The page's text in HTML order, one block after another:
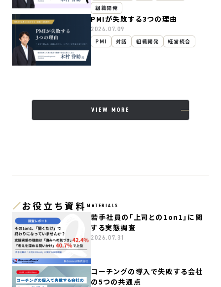
組織開発
PMIが失敗する3つの理由
2026.07.09
PMI
対話 組織開発 経営統合
VIEW MORE
MATERIALS
お役立ち資料
若手社員の「上司との1on1」に関
する実態調査
2026.07.31
コーチングの導入で失敗する会社
の5つの共通点